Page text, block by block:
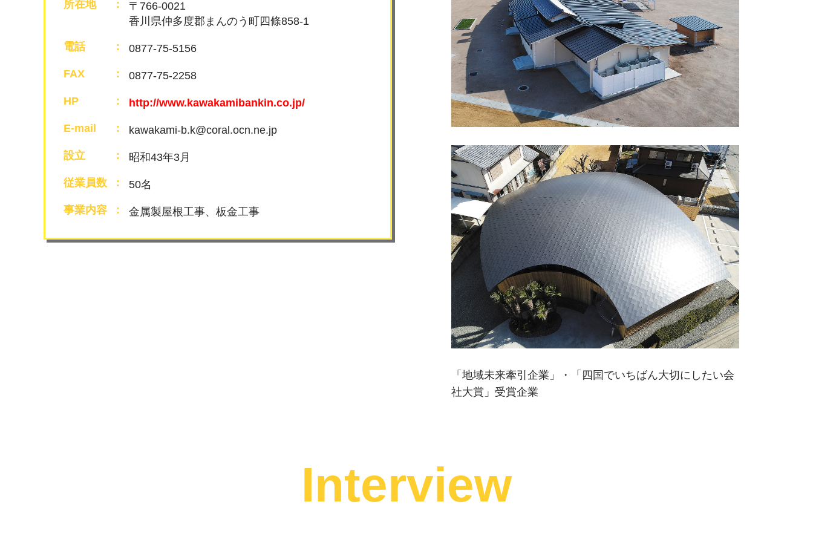
所在地
〒766-0021
香川県仲多度郡まんのう町四條858-1
電話 0877-75-5156
FAX 0877-75-2258
HP http://www.kawakamibankin.co.jp/
E-mail kawakami-b.k@coral.ocn.ne.jp
設立 昭和43年3月
従業員数 50名
事業内容 金属製屋根工事、板金工事
「地域未来牽引企業」・「四国でいちばん大切にしたい会
社大賞」受賞企業
Interview